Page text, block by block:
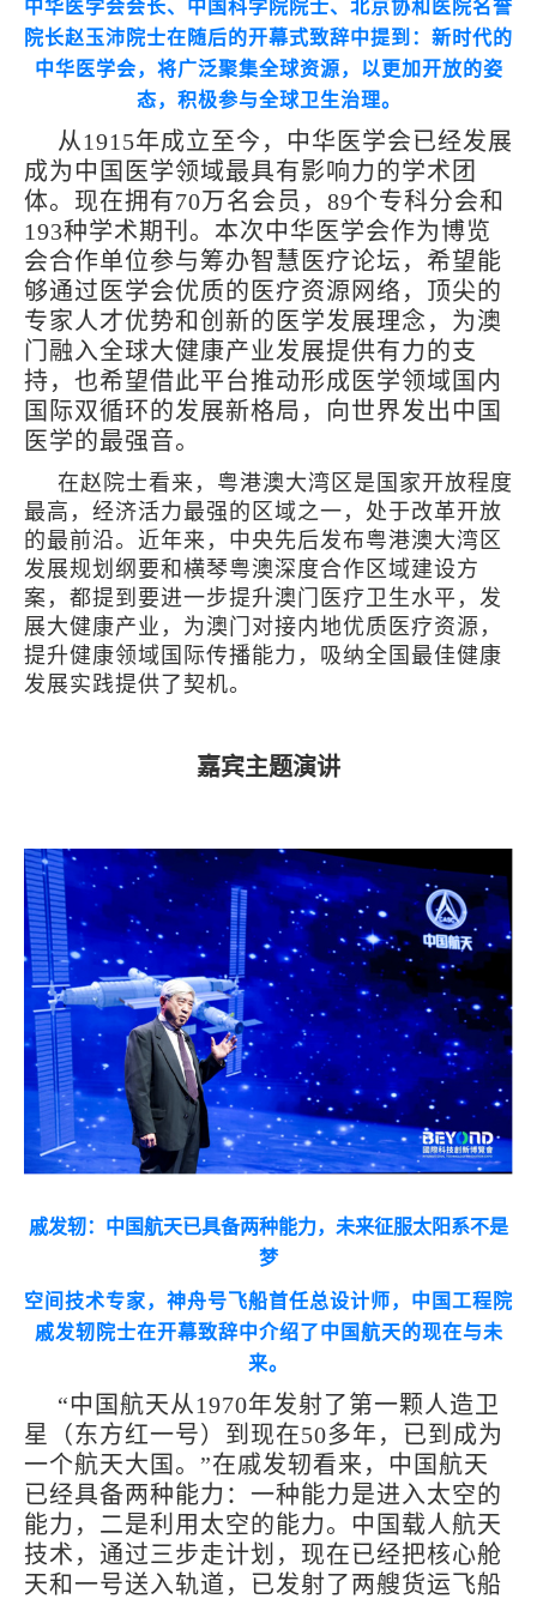
中华医学会会长、中国科学院院士、北京协和医院名誉
院长赵玉沛院士在随后的开幕式致辞中提到：新时代的
中华医学会，将广泛聚集全球资源，以更加开放的姿
态，积极参与全球卫生治理。
从1915年成立至今，中华医学会已经发展
成为中国医学领域最具有影响力的学术团
体。现在拥有70万名会员，89个专科分会和
193种学术期刊。本次中华医学会作为博览
会合作单位参与筹办智慧医疗论坛，希望能
够通过医学会优质的医疗资源网络，顶尖的
专家人才优势和创新的医学发展理念，为澳
门融入全球大健康产业发展提供有力的支
持，也希望借此平台推动形成医学领域国内
国际双循环的发展新格局，向世界发出中国
医学的最强音。
在赵院士看来，粤港澳大湾区是国家开放程度
最高，经济活力最强的区域之一，处于改革开放
的最前沿。近年来，中央先后发布粤港澳大湾区
发展规划纲要和横琴粤澳深度合作区域建设方
案，都提到要进一步提升澳门医疗卫生水平，发
展大健康产业，为澳门对接内地优质医疗资源，
提升健康领域国际传播能力，吸纳全国最佳健康
发展实践提供了契机。
嘉宾主题演讲
戚发轫：中国航天已具备两种能力，未来征服太阳系不是
梦
空间技术专家，神舟号飞船首任总设计师，中国工程院
戚发轫院士在开幕致辞中介绍了中国航天的现在与未
来。
“中国航天从1970年发射了第一颗人造卫
星（东方红一号）到现在50多年，已到成为
一个航天大国。”在戚发轫看来，中国航天
已经具备两种能力：一种能力是进入太空的
能力，二是利用太空的能力。中国载人航天
技术，通过三步走计划，现在已经把核心舱
天和一号送入轨道，已发射了两艘货运飞船